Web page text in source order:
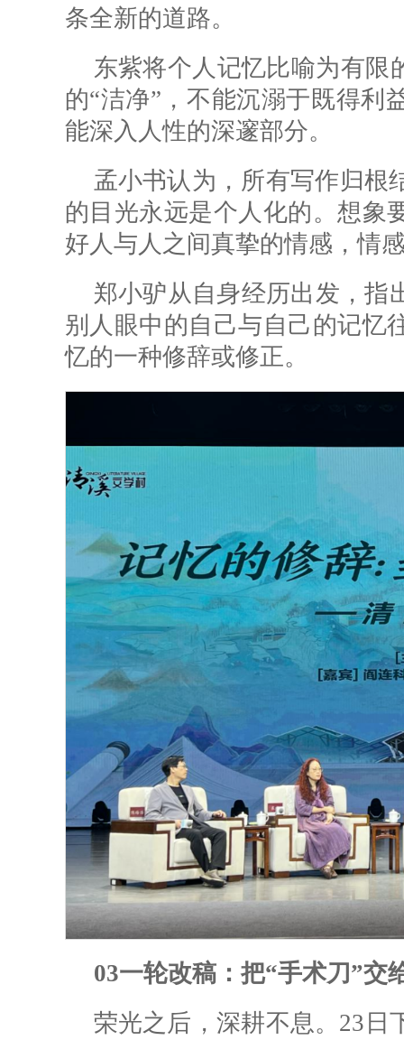
条全新的道路。
东紫将个人记忆比喻为有限
的“洁净”，不能沉溺于既得利
能深入人性的深邃部分。
孟小书认为，所有写作归根
的目光永远是个人化的。想象
好人与人之间真挚的情感，情
郑小驴从自身经历出发，
别人眼中的自己与自己的记忆
忆的一种修辞或修正。
03一轮改稿：把“手术刀”交
荣光之后，深耕不息。23日